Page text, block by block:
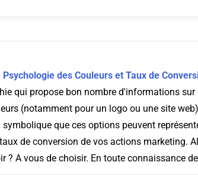
Psychologie des Couleurs et Taux de
qui propose bon nombre d'informations
(notamment pour un logo ou une site
que ces options peuvent
de conversion de vos actions marketing.
? A vous de choisir. En toute connaissance